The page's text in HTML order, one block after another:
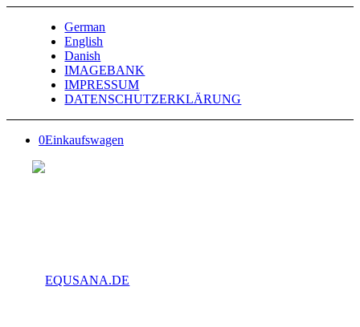
German
English
Danish
IMAGEBANK
IMPRESSUM
DATENSCHUTZERKLÄRUNG
0Einkaufswagen